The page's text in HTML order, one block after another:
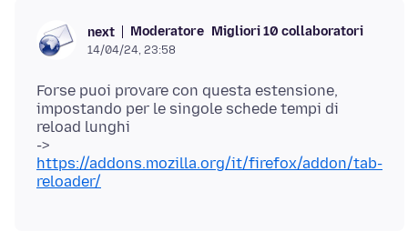
next Moderatore Migliori 10 collaboratori
14/04/24, 23:58
Forse puoi provare con questa estensione,
impostando per le singole schede tempi di
reload lunghi
->
https://addons.mozilla.org/it/firefox/addon/tab-
reloader/